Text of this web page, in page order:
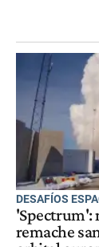
DESAFÍOS
'Spectrum':
remache